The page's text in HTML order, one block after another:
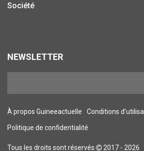
Société
NEWSLETTER
À propos Guineeactuelle Conditions
Politique de confidentialité
Tous les droits sont réservés 2017 - 2026